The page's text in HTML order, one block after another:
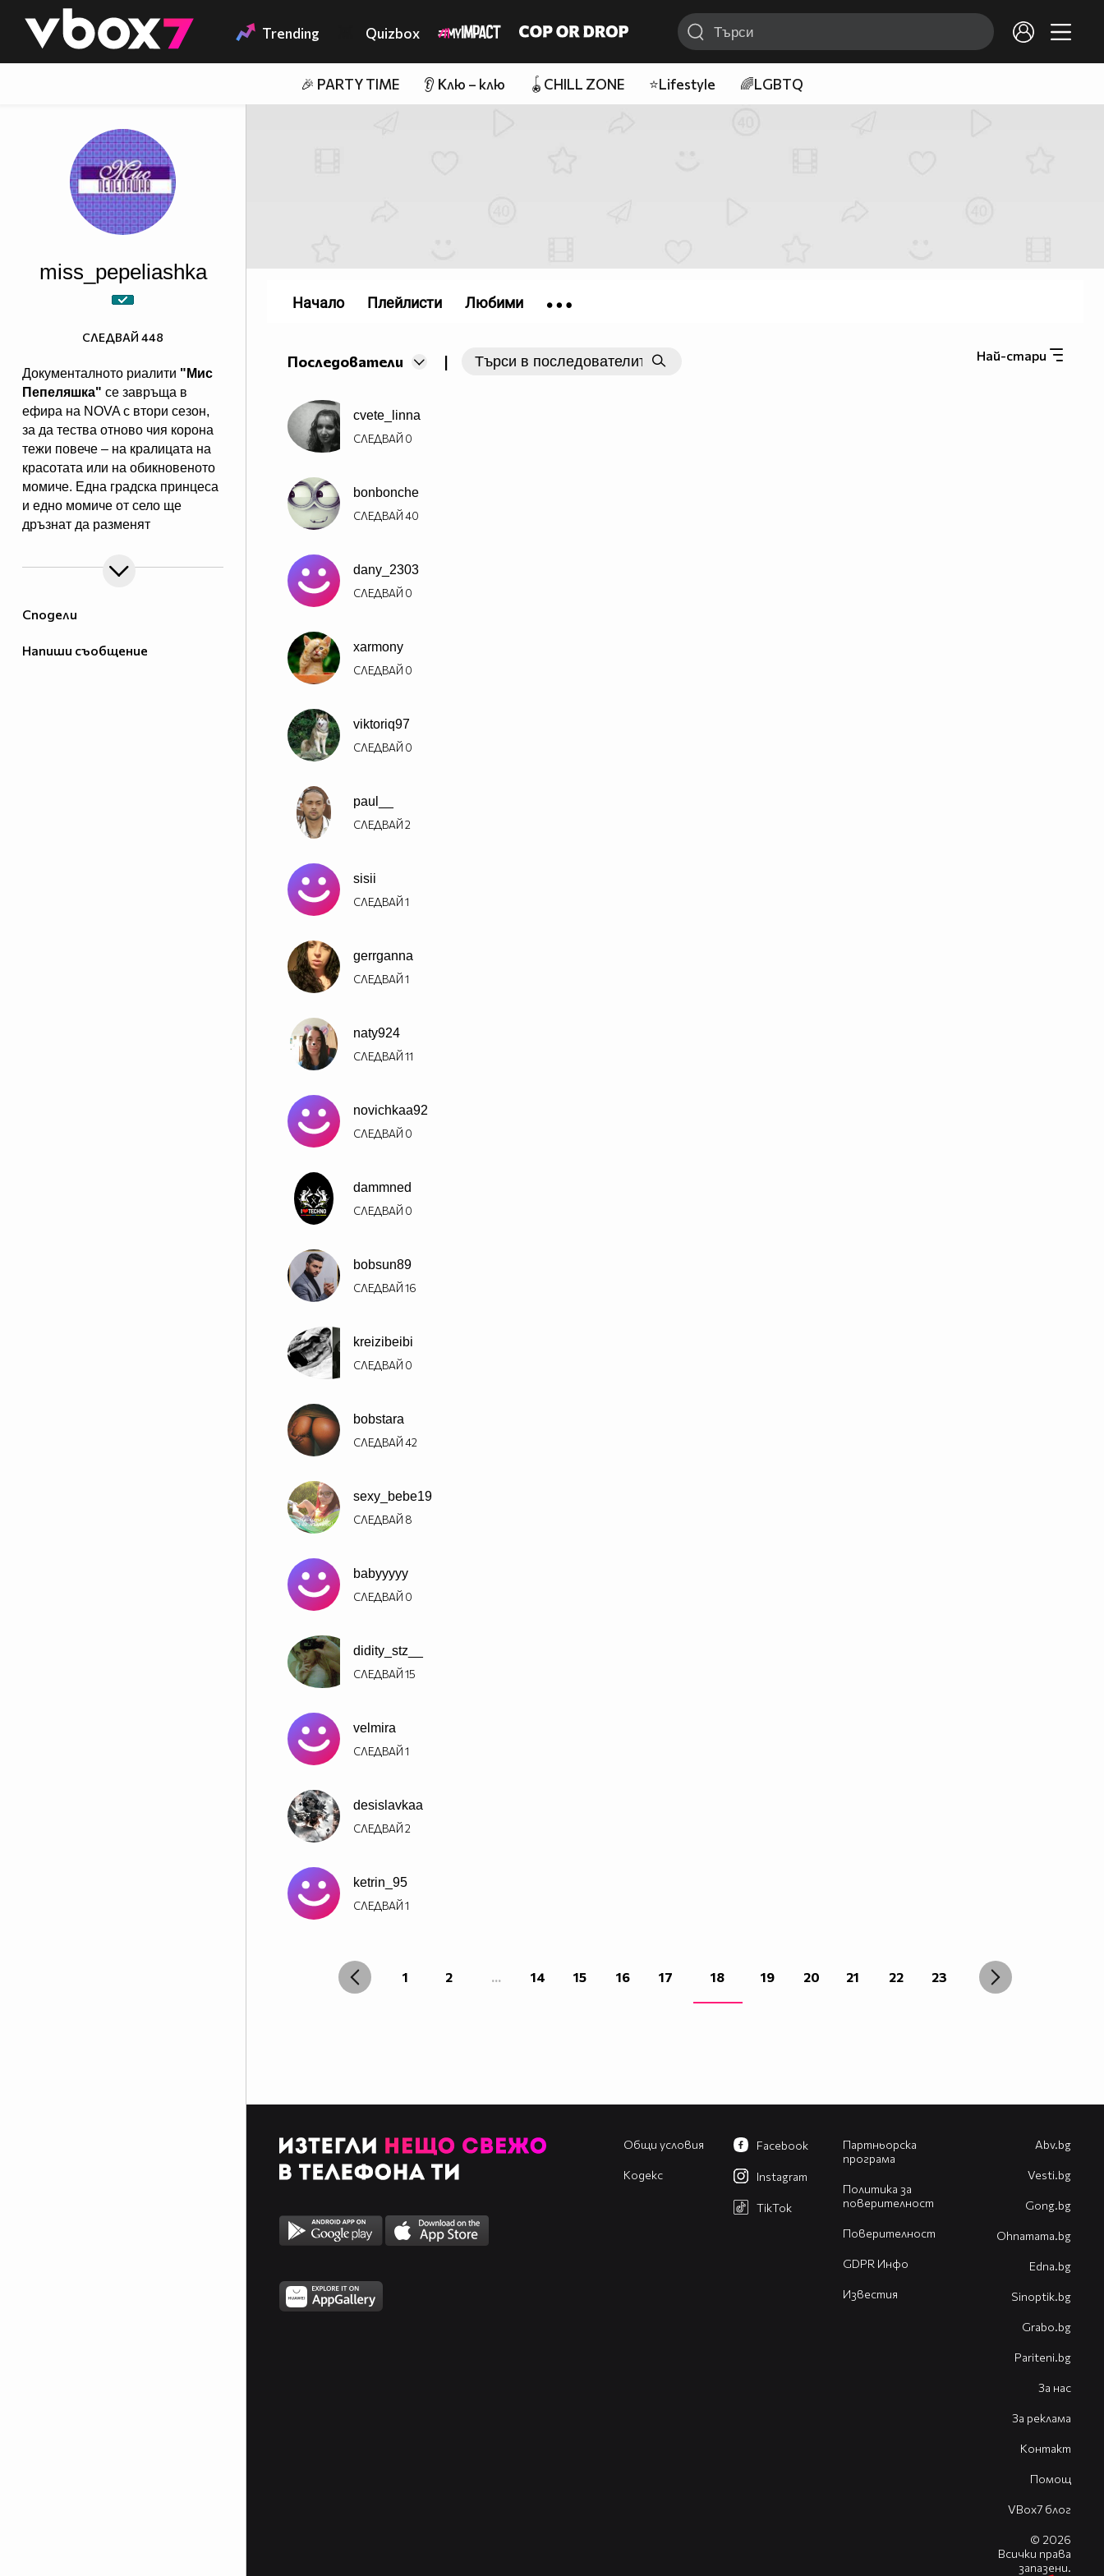
👾 Trending Quizbox
🎉 PARTY TIME 👂 Клю – клю 🪀CHILL ZONE ⭐Lifestyle 🌈LGBTQ
Сподели
Напиши съобщение
miss_pepeliashka
Документалното риалити "Мис
Пепеляшка" се завръща в
ефира на NOVA с втори сезон,
за да тества отново чия корона
тежи повече – на кралицата на
красотата или на обикновеното
момиче. Една градска принцеса
и едно момиче от село ще
дръзнат да разменят
няколко дни. Едната ще напусне
живота си на село, за да
прожекторите, а другата ще се
изправи лице в лице със сурова
СЛЕДВАЙ 448
Последователи | Най-стари
cvete_linna
СЛЕДВАЙ 0
bonbonche
СЛЕДВАЙ40
dany_2303
СЛЕДВАЙ 0
xarmony
СЛЕДВАЙ 0
viktoriq97
СЛЕДВАЙ 0
paul__
СЛЕДВАЙ2
sisii
СЛЕДВАЙ1
gerrganna
СЛЕДВАЙ1
naty924
СЛЕДВАЙ11
novichkaa92
СЛЕДВАЙ 0
dammned
СЛЕДВАЙ 0
bobsun89
СЛЕДВАЙ16
kreizibeibi
СЛЕДВАЙ 0
bobstara
СЛЕДВАЙ42
sexy_bebe19
СЛЕДВАЙ 8
babyyyyy
СЛЕДВАЙ 0
didity_stz__
СЛЕДВАЙ15
velmira
СЛЕДВАЙ1
desislavkaa
СЛЕДВАЙ2
ketrin_95
СЛЕДВАЙ1
1 2 ... 14 15 16 17 18 19 20 21 22 23
Начало Плейлисти Любими
Общи условия
Кодекс
Партньорска
програма
Политика за
поверителност
Поверителност
GDPR Инфо
Известия
Facebook
Instagram
TikTok
Abv.bg
Vesti.bg
Gong.bg
Оhnamama.bg
Edna.bg
Sinoptik.bg
Grabo.bg
Pariteni.bg
За нас
За реклама
Контакт
Помощ
VBox7 блог
© 2026
Всички права
запазени.